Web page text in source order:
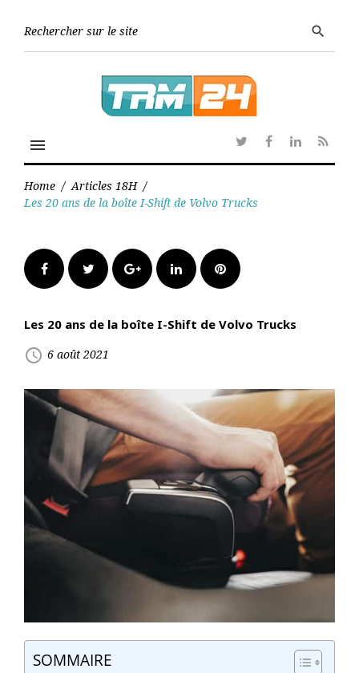
search
menu
TwitterFacebook
Linkedin
RSS
Home / Articles 18H /
Les 20 ans de la boîte I-Shift de Volvo Trucks
FacebookTwitter Google+LinkedInPinterest
Les 20 ans de la boîte I-Shift de Volvo Trucks
access_time 6 août 2021
SOMMAIRE